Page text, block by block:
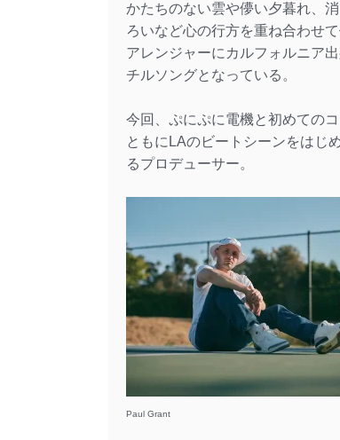
かたちのない雲や儚い夕暮れ、
ろいなど心の行方を重ね合わせて
アレンジャーにカルフォルニア
チルソングとなっている。
今回、ぷにぷに電機と初めての
ともにLAのビートシーンをはじ
るプロデューサー。
Paul Grant